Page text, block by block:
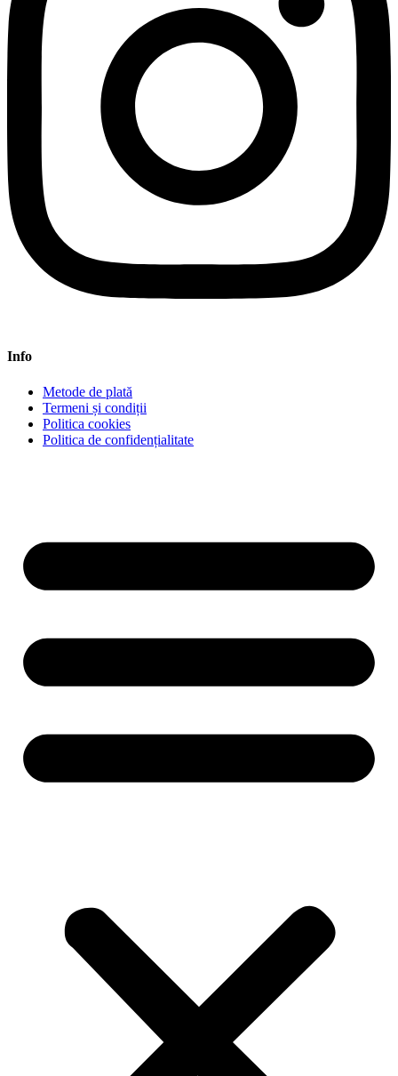
Info
Metode de plată
Termeni și condiții
Politica cookies
Politica de confidențialitate